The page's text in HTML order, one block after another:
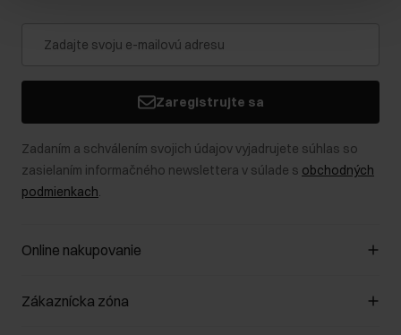
Zaregistrujte sa
Zadaním a schválením svojich údajov vyjadrujete súhlas so
zasielaním informačného newslettera v súlade s obchodných
podmienkach.
Online nakupovanie
Spravovať súbory cookie
Zákaznícka zóna